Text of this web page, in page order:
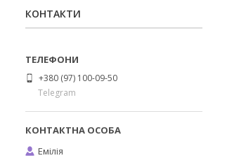
КОНТАКТИ
+380 (97) 100-09-50
Telegram
Емілія